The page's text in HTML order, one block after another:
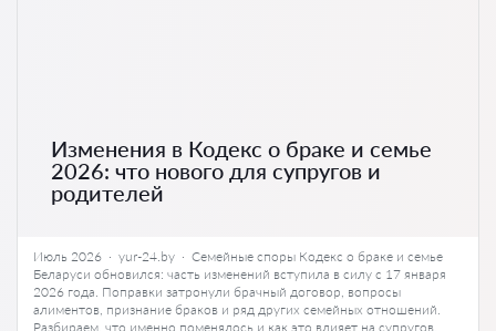
Изменения в Кодекс о браке и семье
2026: что нового для супругов и
родителей
Июль 2026 · yur-24.by · Семейные споры Кодекс о браке и семье
Беларуси обновился: часть изменений вступила в силу с 17 января
2026 года. Поправки затронули брачный договор, вопросы
алиментов, признание браков и ряд других семейных отношений.
Разбираем, что именно поменялось и как это влияет на супругов,